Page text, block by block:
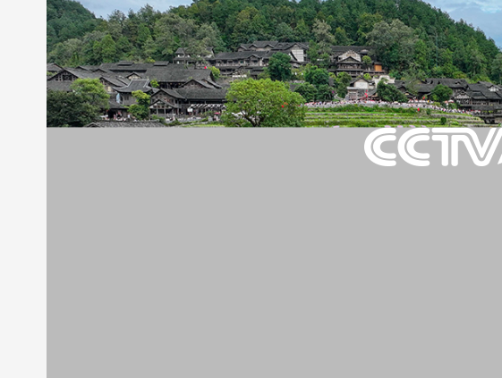
体育 直播 竞猜 2026年世界杯 2026年冬奥会 CBA
VIP会员 CCTV奥林匹克频道 生活体育大会 体育江湖
财经 教育 乡村振兴 生态环境 一带一路 央博
大国智造 大国展会 大国保险 云顶对话 云起 超级